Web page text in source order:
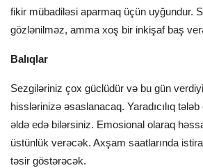
fikir mübadiləsi aparmaq üçün uyğundur.
gözlənilməz, amma xoş bir inkişaf baş
Balıqlar
Sezgiləriniz çox güclüdür və bu gün
hisslərinizə əsaslanacaq. Yaradıcılıq
əldə edə bilərsiniz. Emosional olaraq
üstünlük verəcək. Axşam saatlarında
təsir göstərəcək.